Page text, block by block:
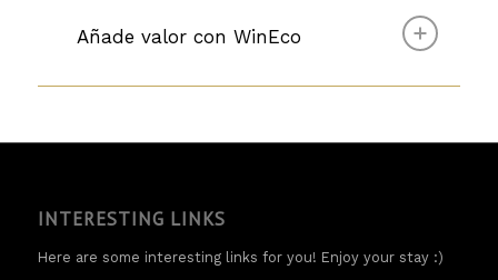
Añade valor con WinEco
INTERESTING LINKS
Here are some interesting links for you! Enjoy your stay :)